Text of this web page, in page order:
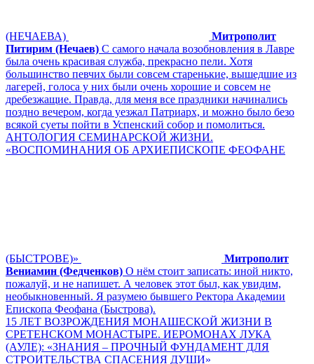
(НЕЧАЕВА)
Митрополит
Питирим (Нечаев) С самого начала возобновления в Лавре
была очень красивая служба, прекрасно пели. Хотя
большинство певчих были совсем старенькие, вышедшие из
лагерей, голоса у них были очень хорошие и совсем не
дребезжащие. Правда, для меня все праздники начинались
поздно вечером, когда уезжал Патриарх, и можно было безо
всякой суеты пойти в Успенский собор и помолиться.
АНТОЛОГИЯ СЕМИНАРСКОЙ ЖИЗНИ.
«ВОСПОМИНАНИЯ ОБ АРХИЕПИСКОПЕ ФЕОФАНЕ
(БЫСТРОВЕ)»
Митрополит
Вениамин (Федченков) О нём стоит записать: иной никто,
пожалуй, и не напишет. А человек этот был, как увидим,
необыкновенный. Я разумею бывшего Ректора Академии
Епископа Феофана (Быстрова).
15 ЛЕТ ВОЗРОЖДЕНИЯ МОНАШЕСКОЙ ЖИЗНИ В
СРЕТЕНСКОМ МОНАСТЫРЕ. ИЕРОМОНАХ ЛУКА
(АУЛЕ): «ЗНАНИЯ – ПРОЧНЫЙ ФУНДАМЕНТ ДЛЯ
СТРОИТЕЛЬСТВА СПАСЕНИЯ ДУШИ»